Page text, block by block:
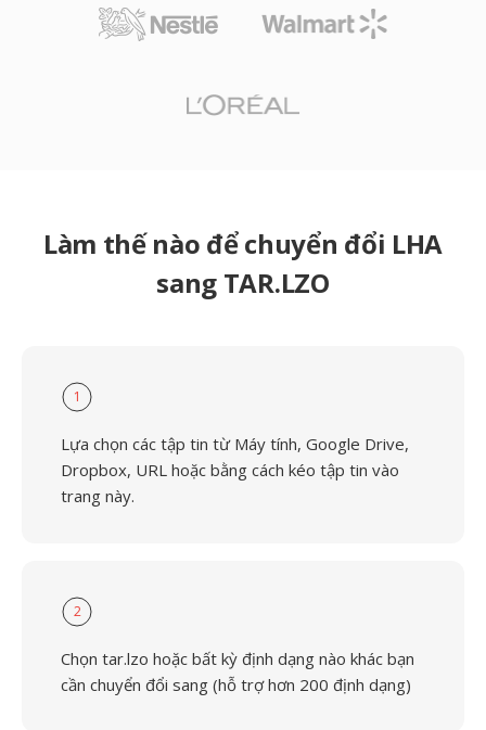
Làm thế nào để chuyển đổi LHA
sang TAR.LZO
1
Lựa chọn các tập tin từ Máy tính, Google Drive,
Dropbox, URL hoặc bằng cách kéo tập tin vào
trang này.
2
Chọn tar.lzo hoặc bất kỳ định dạng nào khác bạn
cần chuyển đổi sang (hỗ trợ hơn 200 định dạng)